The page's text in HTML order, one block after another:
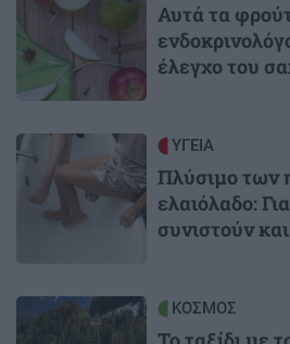
Αυτά τα
έλεγχο του
Image ΥΓΕΙΑ
Πλύσιμο των
ελαιόλαδο:
συνιστούν
Image ΚΟΣΜΟΣ